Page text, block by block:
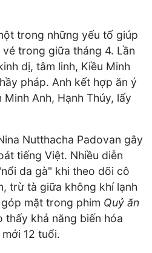
trong những yếu tố giúp
trong giữa tháng 4. Lần
dị, tâm linh, Kiều Minh
pháp. Anh kết hợp ăn ý
Anh, Hạnh Thúy, lấy
Nutthacha Padovan gây
tiếng Việt. Nhiều diễn
da gà" khi theo dõi cô
trừ tà giữa không khí lạnh
mặt trong phim Quỷ ăn
thấy khả năng biến hóa
12 tuổi.